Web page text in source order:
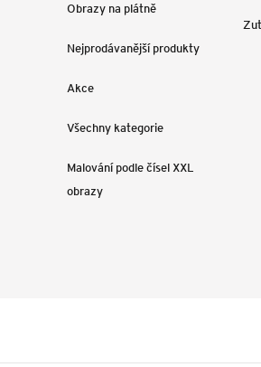
Obrazy na plátně
Nejprodávanější produkty
Akce
Všechny kategorie
Malování podle čísel XXL
obrazy